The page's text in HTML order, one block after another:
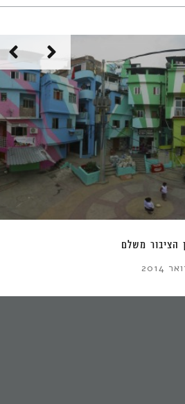
הציבור מטומטם ולכן הציבור משלם
רוני בר